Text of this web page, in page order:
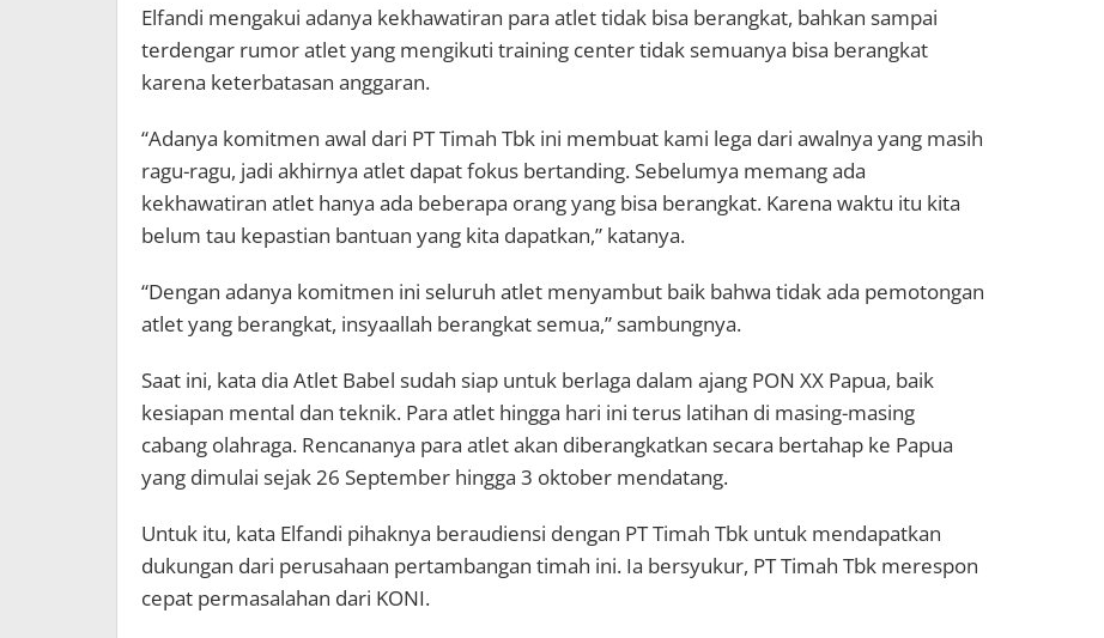
Elfandi mengakui adanya kekhawatiran para atlet tidak bisa berangkat, bahkan sampai
terdengar rumor atlet yang mengikuti training center tidak semuanya bisa berangkat
karena keterbatasan anggaran.
“Adanya komitmen awal dari PT Timah Tbk ini membuat kami lega dari awalnya yang masih
ragu-ragu, jadi akhirnya atlet dapat fokus bertanding. Sebelumya memang ada
kekhawatiran atlet hanya ada beberapa orang yang bisa berangkat. Karena waktu itu kita
belum tau kepastian bantuan yang kita dapatkan,” katanya.
“Dengan adanya komitmen ini seluruh atlet menyambut baik bahwa tidak ada pemotongan
atlet yang berangkat, insyaallah berangkat semua,” sambungnya.
Saat ini, kata dia Atlet Babel sudah siap untuk berlaga dalam ajang PON XX Papua, baik
kesiapan mental dan teknik. Para atlet hingga hari ini terus latihan di masing-masing
cabang olahraga. Rencananya para atlet akan diberangkatkan secara bertahap ke Papua
yang dimulai sejak 26 September hingga 3 oktober mendatang.
Untuk itu, kata Elfandi pihaknya beraudiensi dengan PT Timah Tbk untuk mendapatkan
dukungan dari perusahaan pertambangan timah ini. Ia bersyukur, PT Timah Tbk merespon
cepat permasalahan dari KONI.